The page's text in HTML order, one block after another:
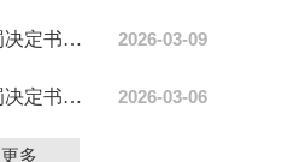
麟游县应急管理局行政处罚决定书陕（麟）煤监管罚〔2026... 2026-03-09
麟游县应急管理局行政处罚决定书陕（麟）煤监管罚〔2026... 2026-03-06
更多